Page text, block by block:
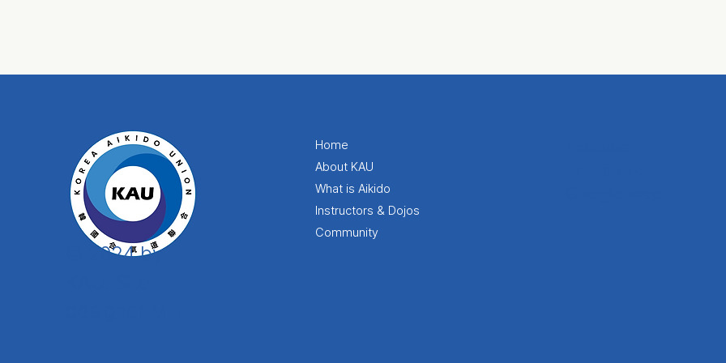
© 2024 by
Home
About KAU
What is Aikido
Instructors & Dojos
Community